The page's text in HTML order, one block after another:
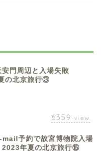
安門周辺と入場失敗
の北京旅行③
6359 view
mail予約で故宮博物院入場
年夏の北京旅行⑮